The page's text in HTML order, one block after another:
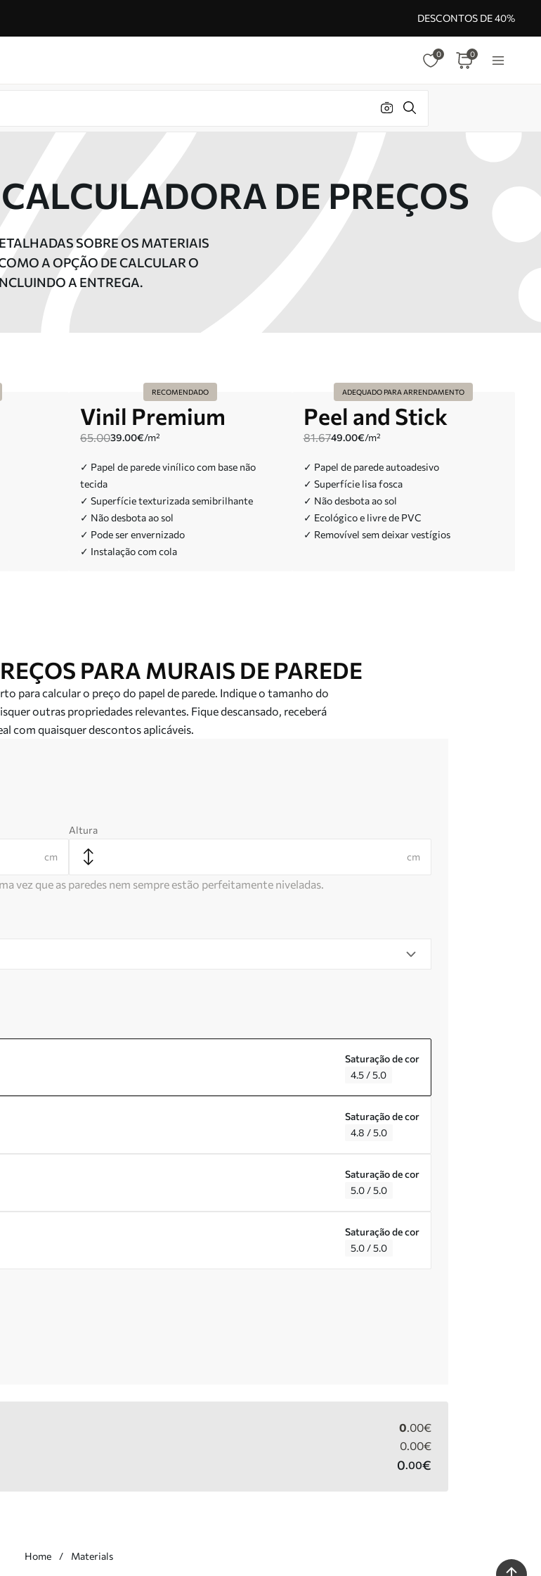
DESCONTOS DE 40%
0 0
DE PREÇOS
SOBRE OS MATERIAIS
A OPÇÃO DE CALCULAR O
A ENTREGA.
Vinil Premium
65.0039.00€/m²
RECOMENDADO
✓ Papel de parede vinílico com base não
tecida
✓ Superfície texturizada semibrilhante
✓ Não desbota ao sol
✓ Pode ser envernizado
✓ Instalação com cola
Peel and Stick
81.6749.00€/m²
ADEQUADO PARA ARRENDAMENTO
✓ Papel de parede autoadesivo
✓ Superfície lisa fosca
✓ Não desbota ao sol
✓ Ecológico e livre de PVC
✓ Removível sem deixar vestígios
PARA MURAIS DE PAREDE
para calcular o preço do papel de parede. Indique o tamanho do
outras propriedades relevantes. Fique descansado, receberá
com quaisquer descontos aplicáveis.
cm
Altura
cm
vez que as paredes nem sempre estão perfeitamente niveladas.
Saturação de cor
4.5 / 5.0
Saturação de cor
4.8 / 5.0
Saturação de cor
5.0 / 5.0
Saturação de cor
5.0 / 5.0
0.00€
0.00€
0.00€
Home Materials